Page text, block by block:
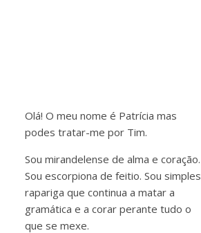
Olá! O meu nome é Patrícia mas
podes tratar-me por Tim.
Sou mirandelense de alma e coração.
Sou escorpiona de feitio. Sou simples
rapariga que continua a matar a
gramática e a corar perante tudo o
que se mexe.